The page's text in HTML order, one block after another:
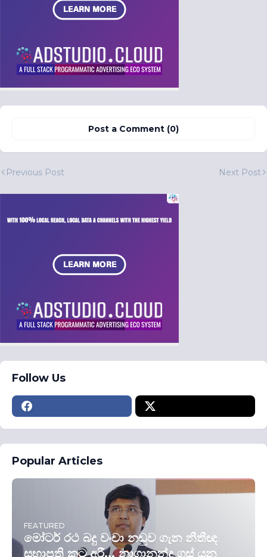
Post a Comment (0)
Previous Post Next Post
Follow Us
Popular Articles
FEATURED
මෝටර් රථ බදු වංචා නඩුව ගැන නීතීඥ
සභාපති කට අරී... නාගානන්ද ගස් යන